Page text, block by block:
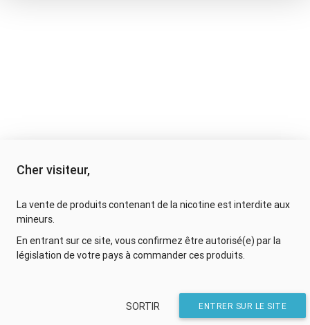
Cher visiteur,
La vente de produits contenant de la nicotine est interdite aux
mineurs.
En entrant sur ce site, vous confirmez être autorisé(e) par la
législation de votre pays à commander ces produits.
ENTRER SUR LE SITE
SORTIR